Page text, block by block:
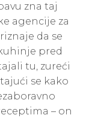
zna taj
agencije za
da se
pred
tu, zureći
se kako
– on